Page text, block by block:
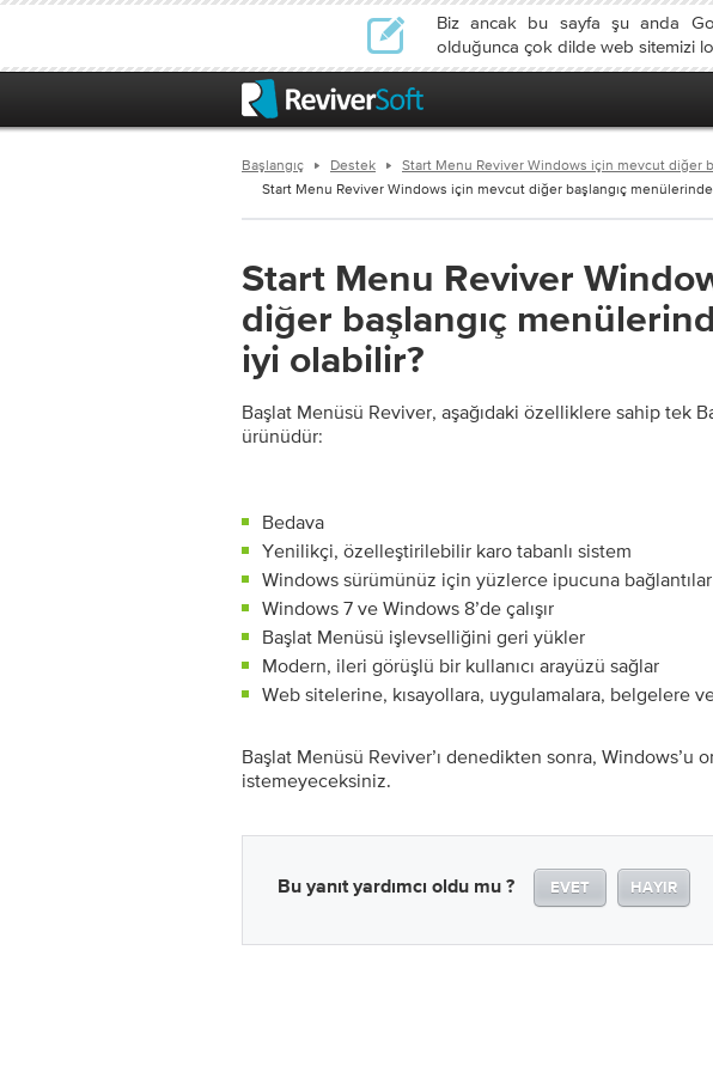
Biz ancak bu sayfa şu anda
olduğunca çok dilde web sitemizi
Başlangıç Destek
Start Menu Reviver Windows için mevcut diğer
Start Menu Reviver Windows için mevcut diğer başlangıç
Start Menu Reviver
diğer başlangıç
iyi olabilir?
Başlat Menüsü Reviver, aşağıdaki özelliklere sahip tek
ürünüdür:
Bedava
Yenilikçi, özelleştirilebilir karo tabanlı sistem
Windows sürümünüz için yüzlerce ipucuna bağlantılar
Windows 7 ve Windows 8’de çalışır
Başlat Menüsü işlevselliğini geri yükler
Modern, ileri görüşlü bir kullanıcı arayüzü sağlar
Web sitelerine, kısayollara, uygulamalara, belgelere
Başlat Menüsü Reviver’ı denedikten sonra, Windows’u
istemeyeceksiniz.
Bu yanıt yardımcı oldu mu ? EVET HAYIR